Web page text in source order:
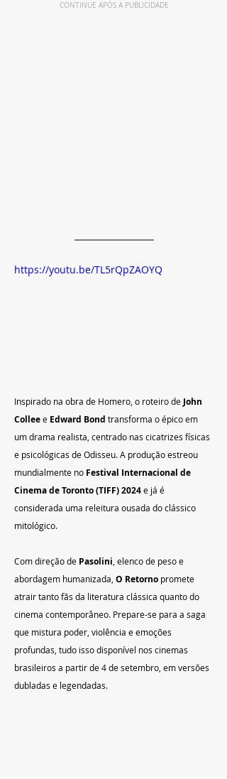
CONTINUE APÓS A PUBLICIDADE
https://youtu.be/TL5rQpZAOYQ
Inspirado na obra de Homero, o roteiro de John
Collee e Edward Bond transforma o épico em
um drama realista, centrado nas cicatrizes físicas
e psicológicas de Odisseu. A produção estreou
mundialmente no Festival Internacional de
Cinema de Toronto (TIFF) 2024 e já é
considerada uma releitura ousada do clássico
mitológico.
Com direção de Pasolini , elenco de peso e
abordagem humanizada, O Retorno promete
atrair tanto fãs da literatura clássica quanto do
cinema contemporâneo. Prepare-se para a saga
que mistura poder, violência e emoções
profundas, tudo isso disponível nos cinemas
brasileiros a partir de 4 de setembro, em versões
dubladas e legendadas.